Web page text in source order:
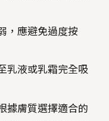
，應避免過度按
乳液或乳霜完全吸
據膚質選擇適合的